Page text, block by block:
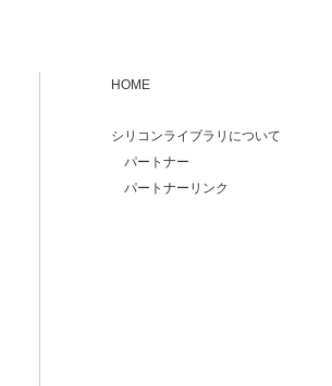
HOME
シリコンライブラリについて
パートナー
パートナーリンク